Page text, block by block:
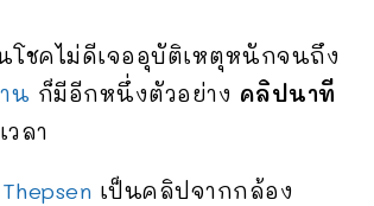
นโชคไม่ดีเจออุบัติเหตุหนักจนถึง
น ก็มีอีกหนึ่งตัวอย่าง คลิปนาที
วลา
เป็นคลิปจากกล้อง